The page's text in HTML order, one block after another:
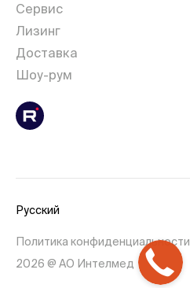
Сервис
Лизинг
Доставка
Шоу-рум
Русский
Политика конфиденциальности
2026 @ АО Интелмед